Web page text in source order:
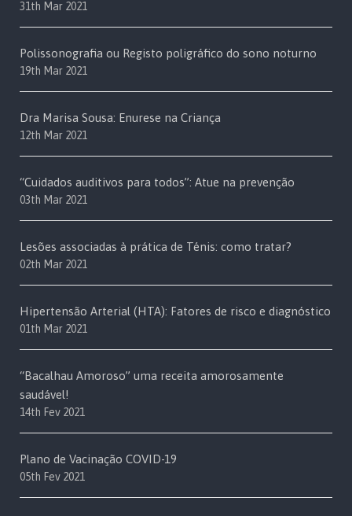
31th Mar 2021
Polissonografia ou Registo poligráfico do sono noturno
19th Mar 2021
Dra Marisa Sousa: Enurese na Criança
12th Mar 2021
“Cuidados auditivos para todos”: Atue na prevenção
03th Mar 2021
Lesões associadas à prática de Ténis: como tratar?
02th Mar 2021
Hipertensão Arterial (HTA): Fatores de risco e diagnóstico
01th Mar 2021
“Bacalhau Amoroso” uma receita amorosamente
saudável!
14th Fev 2021
Plano de Vacinação COVID-19
05th Fev 2021